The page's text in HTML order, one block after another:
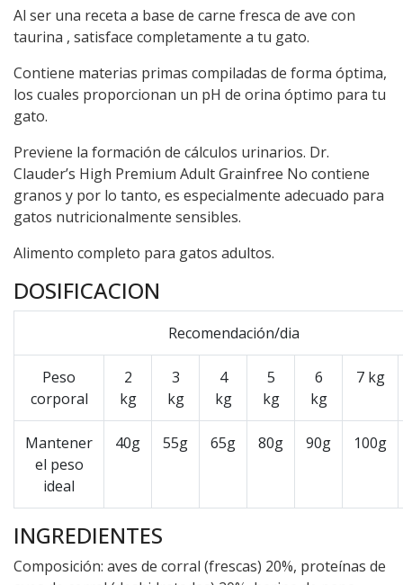
Al ser una receta a base de carne fresca de ave con
taurina , satisface completamente a tu gato.
Contiene materias primas compiladas de forma óptima,
los cuales proporcionan un pH de orina óptimo para tu
gato.
Previene la formación de cálculos urinarios. Dr.
Clauder’s High Premium Adult Grainfree No contiene
granos y por lo tanto, es especialmente adecuado para
gatos nutricionalmente sensibles.
Alimento completo para gatos adultos.
DOSIFICACION
Recomendación/dia
Peso
corporal
2
kg
3
kg
4
kg
5
kg
6
kg
7 kg
Mantener
el peso
ideal
40g 55g 65g 80g 90g 100g
INGREDIENTES
Composición: aves de corral (frescas) 20%, proteínas de